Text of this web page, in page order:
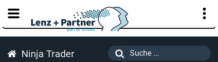
KUNDENPORTAL
Ninja Trader